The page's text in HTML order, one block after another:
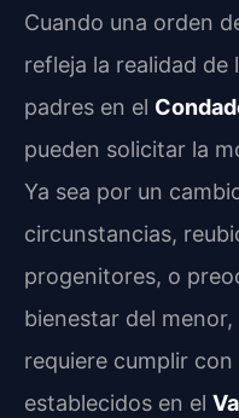
Cuando una orden
refleja la realidad de
padres en el
pueden solicitar la
Ya sea por un
circunstancias,
progenitores, o
bienestar del
requiere cumplir
establecidos en el